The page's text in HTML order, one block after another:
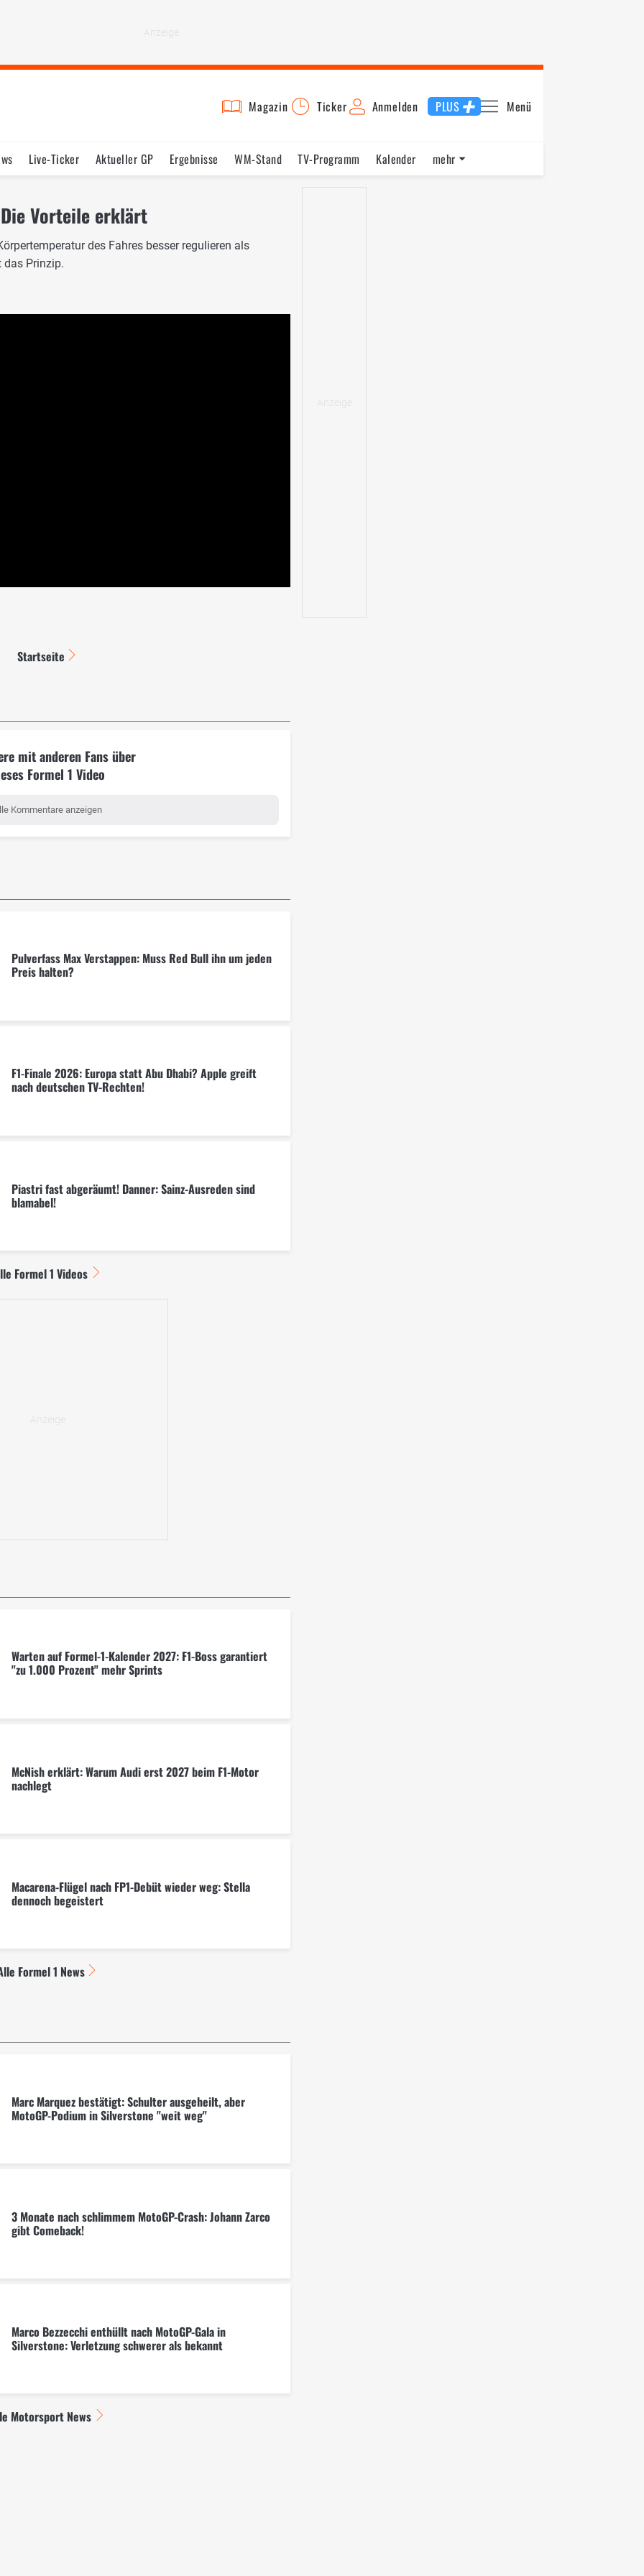
Magazin Ticker Anmelden PLUS Menü
Live-Ticker Aktueller GP Ergebnisse WM-Stand TV-Programm
Kalender
mehr
Vorteile erklärt
des Fahres besser regulieren als
Prinzip.
Startseite
mit anderen Fans über
Formel 1 Video
Kommentare anzeigen
Pulverfass Max Verstappen: Muss Red Bull ihn um jeden
Preis halten?
F1-Finale 2026: Europa statt Abu Dhabi? Apple greift
nach deutschen TV-Rechten!
Piastri fast abgeräumt! Danner: Sainz-Ausreden sind
blamabel!
Formel 1 Videos
Warten auf Formel-1-Kalender 2027: F1-Boss garantiert
"zu 1.000 Prozent" mehr Sprints
McNish erklärt: Warum Audi erst 2027 beim F1-Motor
nachlegt
Macarena-Flügel nach FP1-Debüt wieder weg: Stella
dennoch begeistert
Formel 1 News
Marc Marquez bestätigt: Schulter ausgeheilt, aber
MotoGP-Podium in Silverstone "weit weg"
3 Monate nach schlimmem MotoGP-Crash: Johann Zarco
gibt Comeback!
Marco Bezzecchi enthüllt nach MotoGP-Gala in
Silverstone: Verletzung schwerer als bekannt
Motorsport News